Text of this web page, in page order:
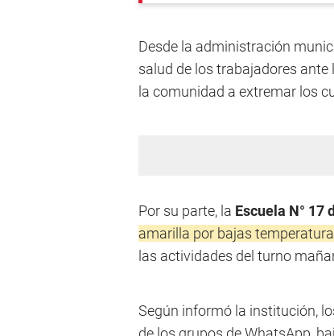
Desde la administración
salud de los trabajadores
la comunidad a extremar los
Por su parte, la Escuela N° 17
amarilla por bajas
las actividades del turno
Según informó la institución,